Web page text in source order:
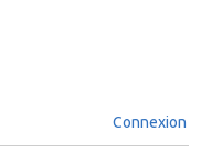
Connexion